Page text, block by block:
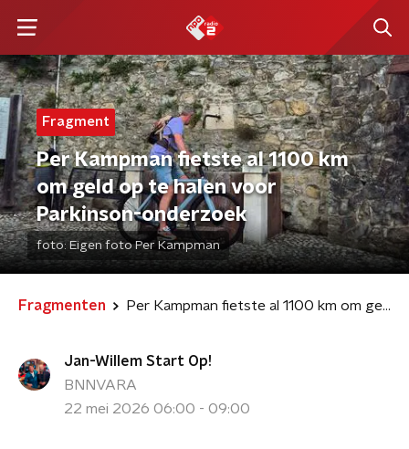
Fragment
Per Kampman fietste al 1100 km
om geld op te halen voor
Parkinson-onderzoek
foto: Eigen foto Per Kampman
Fragmenten Per Kampman fietste al 1100 km om geld op te halen voor Parkinson-onderzoek
Jan-Willem Start Op!
BNNVARA
22 mei 2026 06:00 - 09:00